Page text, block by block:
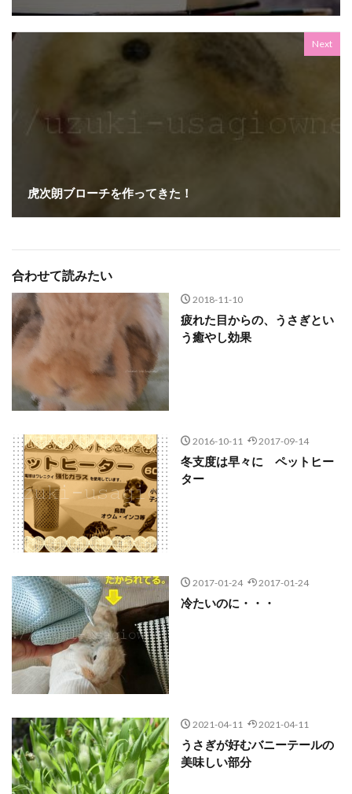
Next
虎次朗ブローチを作ってきた！
合わせて読みたい
2018-11-10
疲れた目からの、うさぎとい
う癒やし効果
2016-10-11 2017-09-14
冬支度は早々に ペットヒー
ター
2017-01-24 2017-01-24
冷たいのに・・・
2021-04-11 2021-04-11
うさぎが好むバニーテールの
美味しい部分